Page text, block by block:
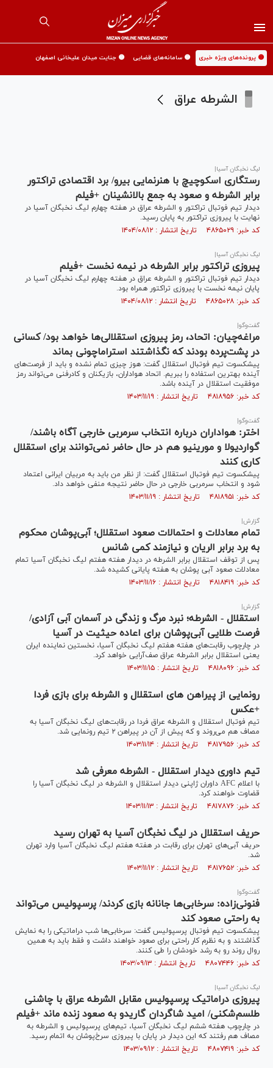
🟡 پرونده‌های ویژه خبری 🟡 سامانه‌های قضایی 🟡 جنایت میدان علیخانی اصفهان
الشرطه عراق
لیگ نخبگان آسیا|
رستگاری اسکوچیچ با هنرنمایی بیرو/ برد اقتصادی تراکتور
برابر الشرطه و صعود به جمع بالانشینان +فیلم
دیدار تیم فوتبال تراکتور و الشرطه عراق در هفته چهارم لیگ نخبگان آسیا در
نهایت با پیروزی تراکتور به پایان رسید.
کد خبر: ۴۸۶۵۰۲۹ تاریخ انتشار : ۱۴۰۴/۰۸/۱۲
لیگ نخبگان آسیا|
پیروزی تراکتور برابر الشرطه در نیمه نخست +فیلم
دیدار تیم فوتبال تراکتور و الشرطه عراق در هفته چهارم لیگ نخبگان آسیا در
پایان نیمه نخست با پیروزی تراکتور همراه بود.
کد خبر: ۴۸۶۵۰۲۸ تاریخ انتشار : ۱۴۰۴/۰۸/۱۲
گفت‌وگو|
مراغه‌چیان: اتحاد، رمز پیروزی استقلالی‌ها خواهد بود/ کسانی
در پشت‌پرده بودند که نگذاشتند استراماچونی بماند
پیشکسوت تیم فوتبال استقلال گفت: هوز چیزی تمام نشده و باید از فرصت‌های
آینده بهترین استفاده را ببریم. اتحاد هواداران، بازیکنان و کادرفنی می‌تواند رمز
موفقیت استقلال در آینده باشد.
کد خبر: ۴۸۱۸۹۵۶ تاریخ انتشار : ۱۴۰۳/۱۱/۱۹
گفت‌وگو|
اختر: هواداران درباره انتخاب سرمربی خارجی آگاه باشند/
گواردیولا و مورینیو هم در حال حاضر نمی‌توانند برای استقلال
کاری کنند
پیشکسوت تیم فوتبال استقلال گفت: از نظر من باید به مربیان ایرانی اعتماد
شود و انتخاب سرمربی خارجی در حال حاضر نتیجه منفی خواهد داد.
کد خبر: ۴۸۱۸۹۵۱ تاریخ انتشار : ۱۴۰۳/۱۱/۱۹
گزارش|
تمام معادلات و احتمالات صعود استقلال؛ آبی‌پوشان محکوم
به برد برابر الریان و نیازمند کمی شانس
پس از توقف استقلال برابر الشرطه در دیدار هفته هفتم لیگ نخبگان آسیا تمام
معادلات صعود آبی پوشان به هفته پایانی کشیده شد.
کد خبر: ۴۸۱۸۴۱۹ تاریخ انتشار : ۱۴۰۳/۱۱/۱۶
گزارش|
استقلال - الشرطه؛ نبرد مرگ و زندگی در آسمان آبی آزادی/
فرصت طلایی آبی‌پوشان برای اعاده حیثیت در آسیا
در چارچوب رقابت‌های هفته هفتم لیگ نخبگان آسیا، نخستین نماینده ایران
یعنی استقلال برابر الشرطه عراق صف‌آرایی خواهد کرد.
کد خبر: ۴۸۱۸۰۹۶ تاریخ انتشار : ۱۴۰۳/۱۱/۱۵
رونمایی از پیراهن های استقلال و الشرطه برای بازی فردا
+عکس
تیم فوتبال استقلال و الشرطه عراق فردا در رقابت‌های لیگ نخبگان آسیا به
مصاف هم می‌روند و که پیش از آن در پیراهن ۲ تیم رونمایی شد.
کد خبر: ۴۸۱۷۹۵۶ تاریخ انتشار : ۱۴۰۳/۱۱/۱۴
تیم داوری دیدار استقلال - الشرطه معرفی شد
با اعلام AFC داوران ژاپنی دیدار استقلال و الشرطه در لیگ نخبگان آسیا را
قضاوت خواهند کرد.
کد خبر: ۴۸۱۷۸۷۶ تاریخ انتشار : ۱۴۰۳/۱۱/۱۳
حریف استقلال در لیگ نخبگان آسیا به تهران رسید
حریف آبی‌های تهران برای رقابت‌ در هفته هفتم لیگ نخبگان آسیا وارد تهران
شد.
کد خبر: ۴۸۱۷۶۵۲ تاریخ انتشار : ۱۴۰۳/۱۱/۱۲
گفت‌وگو|
فنونی‌زاده: سرخابی‌ها جانانه بازی کردند/ پرسپولیس می‌تواند
به راحتی صعود کند
پیشکسوت تیم فوتبال پرسپولیس گفت: سرخابی‌ها شب دراماتیکی را به نمایش
گذاشتند و به نظرم کار راحتی برای صعود خواهند داشت و فقط باید به همین
روال روند رو به رشد خودشان را طی کنند.
کد خبر: ۴۸۰۷۴۴۶ تاریخ انتشار : ۱۴۰۳/۰۹/۱۳
لیگ نخبگان آسیا|
پیروزی دراماتیک پرسپولیس مقابل الشرطه عراق با چاشنی
طلسم‌شکنی/ امید شاگردان گاریدو به صعود زنده ماند +فیلم
در چارچوب هفته ششم لیگ نخبگان آسیا، تیم‌های پرسپولیس و الشرطه به
مصاف هم رفتند که این دیدار در پایان با پیروزی سرخ‌پوشان به اتمام رسید.
کد خبر: ۴۸۰۷۴۱۹ تاریخ انتشار : ۱۴۰۳/۰۹/۱۲